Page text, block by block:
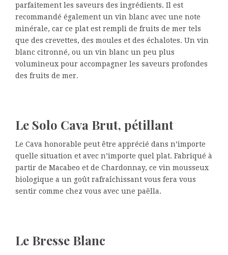
parfaitement les saveurs des ingrédients. Il est
recommandé également un vin blanc avec une note
minérale, car ce plat est rempli de fruits de mer tels
que des crevettes, des moules et des échalotes. Un vin
blanc citronné, ou un vin blanc un peu plus
volumineux pour accompagner les saveurs profondes
des fruits de mer.
Le Solo Cava Brut, pétillant
Le Cava honorable peut être apprécié dans n’importe
quelle situation et avec n’importe quel plat. Fabriqué à
partir de Macabeo et de Chardonnay, ce vin mousseux
biologique a un goût rafraîchissant vous fera vous
sentir comme chez vous avec une paëlla.
Le Bresse Blanc